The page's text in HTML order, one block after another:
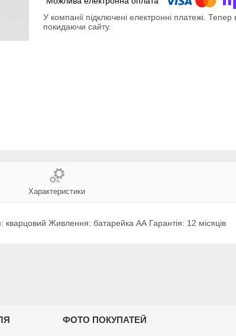
У компанії підключені електронні платежі.
покидаючи сайту.
Характеристики
Живлення: батарейка АА Гарантія: 12 місяців
ФОТО ПОКУПАТЕЙ